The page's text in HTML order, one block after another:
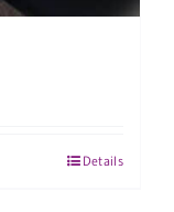
Details